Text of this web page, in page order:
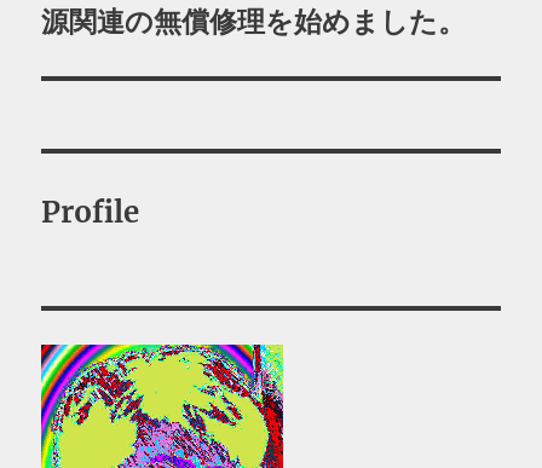
シ
ン
の
稿:
源関連の無償修理を始めました。
Profile